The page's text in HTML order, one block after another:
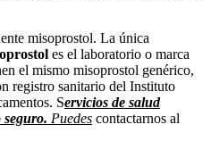
misoprostol. La única
es el laboratorio o marca
el mismo misoprostol genérico,
registro sanitario del Instituto
Servicios de salud
seguro. Puedes contactarnos al